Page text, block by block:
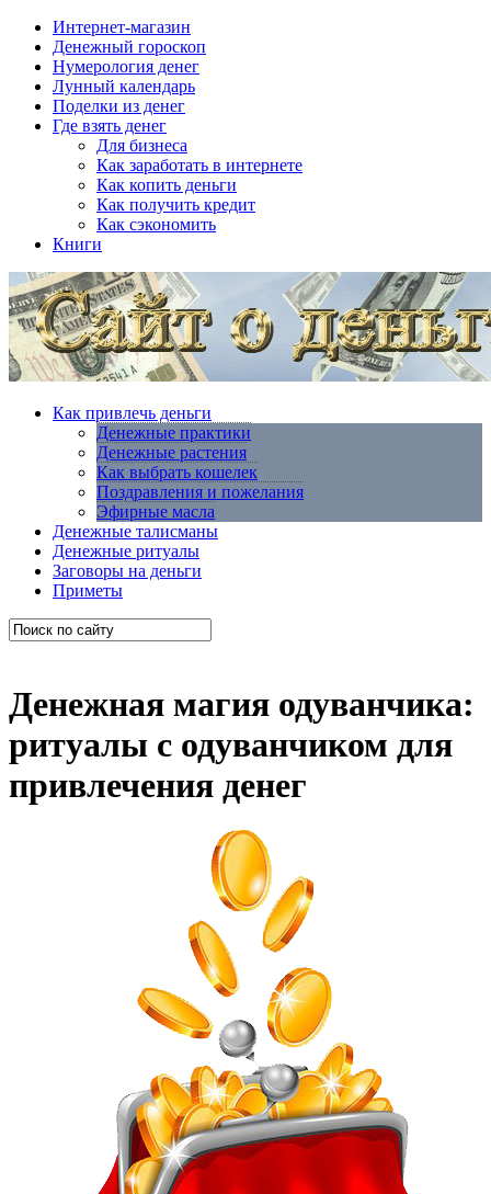
Интернет-магазин
Денежный гороскоп
Нумерология денег
Лунный календарь
Поделки из денег
Где взять денег
Для бизнеса
Как заработать в интернете
Как копить деньги
Как получить кредит
Как сэкономить
Книги
Как привлечь деньги
Денежные практики
Денежные растения
Как выбрать кошелек
Поздравления и пожелания
Эфирные масла
Денежные талисманы
Денежные ритуалы
Заговоры на деньги
Приметы
Денежная магия одуванчика:
ритуалы с одуванчиком для
привлечения денег